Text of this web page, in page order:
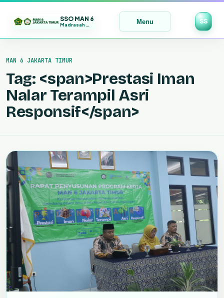
SSO MAN 6
Madrasah Maju | Bermutu | Mendunia Menu SS
keMAN 6 JAKARTA TIMUR
Tag: <span>Prestasi Iman
Nalar Terampil Asri
Responsif</span>